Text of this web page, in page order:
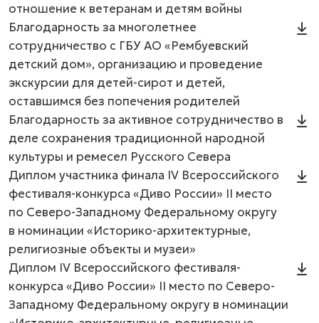
отношение к ветеранам и детям войны
Благодарность за многолетнее
сотрудничество с ГБУ АО «Рембуевский
детский дом», организацию и проведение
экскурсии для детей-сирот и детей,
оставшимся без попечения родителей
Благодарность за активное сотрудничество в
деле сохранения традиционной народной
культуры и ремесел Русского Севера
Диплом участника финала IV Всероссийского
фестиваля-конкурса «Диво России» ІI место
по Северо-Западному Федеральному округу
в номинации «Историко-архитектурные,
религиозные объекты и музеи»
Диплом IV Всероссийского фестиваля-
конкурса «Диво России» ІI место по Северо-
Западному Федеральному округу в номинации
Как проехать?